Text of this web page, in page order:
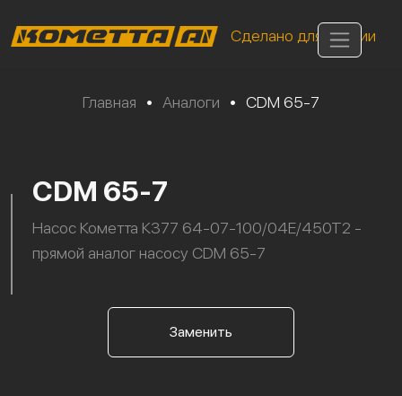
Сделано для России
Главная • Аналоги • CDM 65-7
CDM 65-7
Насос Кометта К377 64-07-100/04Е/450Т2 -
прямой аналог насосу CDM 65-7
Заменить